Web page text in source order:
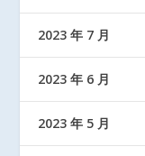
2023 年 7 月
2023 年 6 月
2023 年 5 月